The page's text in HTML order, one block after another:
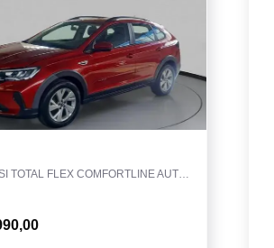
1.0 200 TSI TOTAL FLEX COMFORTLINE AUTOMÁTICO